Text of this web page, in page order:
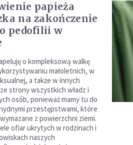
papieża
na zakończenie
pedofilii w
o kompleksową walkę
małoletnich, w
a także w innych
strony wszystkich władz i
osób, ponieważ mamy tu do
przestępstwami, które
z powierzchni ziemi.
ofiar ukrytych w rodzinach i
naszych